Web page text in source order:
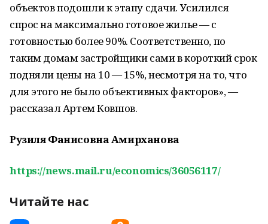
объектов подошли к этапу сдачи. Усилился
спрос на максимально готовое жилье — с
готовностью более 90%. Соответственно, по
таким домам застройщики сами в короткий срок
подняли цены на 10 — 15%, несмотря на то, что
для этого не было объективных факторов», —
рассказал Артем Ковшов.
Рузиля Фанисовна Амирханова
https://news.mail.ru/economics/36056117/
Читайте нас